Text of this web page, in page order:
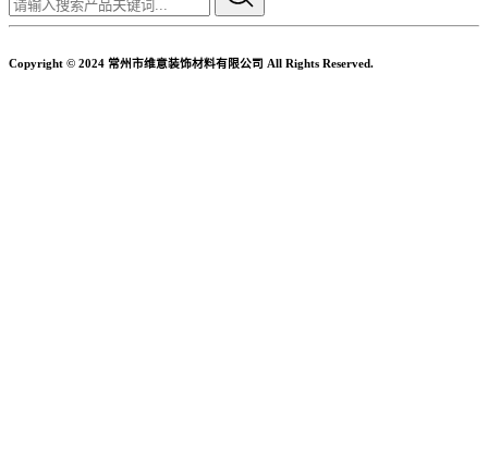
Copyright © 2024 常州市维意装饰材料有限公司 All Rights Reserved.